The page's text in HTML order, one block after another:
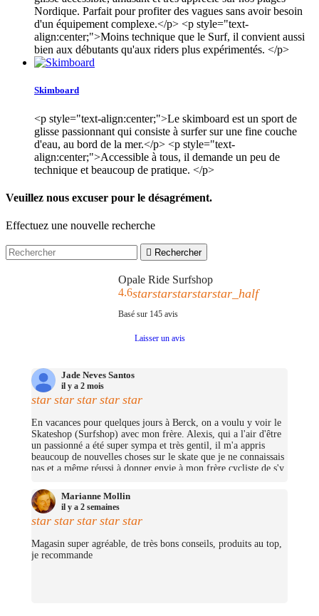
Nordique. Parfait pour profiter des vagues sans avoir besoin
d'un équipement complexe.</p> <p style="text-
align:center;">Moins technique que le Surf, il convient aussi
bien aux débutants qu'aux riders plus expérimentés. </p>
Skimboard
<p style="text-align:center;">Le skimboard est un sport de
glisse passionnant qui consiste à surfer sur une fine couche
d'eau, au bord de la mer.</p> <p style="text-
align:center;">Accessible à tous, il demande un peu de
technique et beaucoup de pratique. </p>
Veuillez nous excuser pour le désagrément.
Effectuez une nouvelle recherche
 Rechercher
Opale Ride Surfshop
4.6starstarstarstarstar_half
Basé sur 145avis
Laisser un avis
Jade Neves Santos
il y a 2 mois
star star star star star
En vacances pour quelques jours à Berck, on a voulu y voir le
Skateshop (Surfshop) avec mon frère. Alexis, qui a l'air d'être
un passionné a été super sympa et très gentil, il m'a appris
beaucoup de nouvelles choses sur le skate que je ne connaissais
pas et a même réussi à donner envie à mon frère cycliste de s'y
j'ai pu me prendre quelques petites choses et on repassera très
certainement un jour pour nous prendre un cruiser chacun.
(Merciii encore pour les stickers offerts !
Marianne Mollin
il y a 2 semaines
star star star star star
Magasin super agréable, de très bons conseils, produits au top,
je recommande